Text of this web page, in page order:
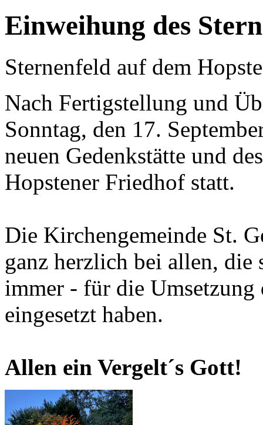
Einweihung des
Sternenfeld auf dem
Nach Fertigstellung und
Sonntag, den 17.
neuen Gedenkstätte und
Hopstener Friedhof statt.
Die Kirchengemeinde St.
ganz herzlich bei allen,
immer - für die Umsetzung
eingesetzt haben.
Allen ein Vergelt´s Gott!